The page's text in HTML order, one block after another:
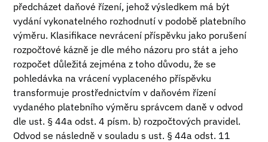
předcházet daňové řízení, jehož výsledkem má být
vydání vykonatelného rozhodnutí v podobě platebního
výměru. Klasifikace nevrácení příspěvku jako porušení
rozpočtové kázně je dle mého názoru pro stát a jeho
rozpočet důležitá zejména z toho důvodu, že se
pohledávka na vrácení vyplaceného příspěvku
transformuje prostřednictvím v daňovém řízení
vydaného platebního výměru správcem daně v odvod
dle ust. § 44a odst. 4 písm. b) rozpočtových pravidel.
Odvod se následně v souladu s ust. § 44a odst. 11